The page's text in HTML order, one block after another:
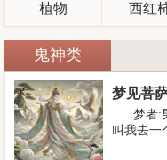
植物 西红
鬼神类
梦见菩
梦者:
叫我去一